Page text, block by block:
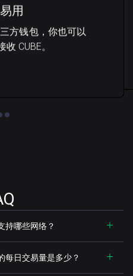
用
方钱包，你也可以
CUBE。
持哪些网络？
每日交易量是多少？